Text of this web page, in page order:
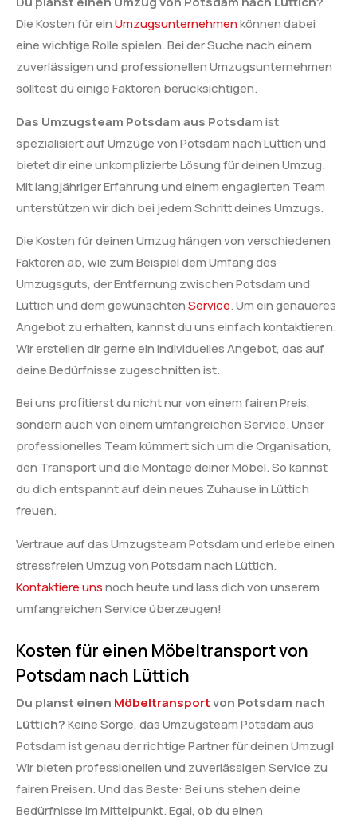
Die Kosten für einUmzugsunternehmenkönnen dabei
eine wichtige Rolle spielen. Bei der Suche nach einem
zuverlässigen und professionellen Umzugsunternehmen
solltest du einige Faktoren berücksichtigen.
Das Umzugsteam Potsdam aus Potsdamist
spezialisiert auf Umzüge von Potsdam nach Lüttich und
bietet dir eine unkomplizierte Lösung für deinen Umzug.
Mit langjähriger Erfahrung und einem engagierten Team
unterstützen wir dich bei jedem Schritt deines Umzugs.
Die Kosten für deinen Umzug hängen von verschiedenen
Faktoren ab, wie zum Beispiel dem Umfang des
Umzugsguts, der Entfernung zwischen Potsdam und
Lüttich und dem gewünschtenService. Um ein genaueres
Angebot zu erhalten, kannst du uns einfach kontaktieren.
Wir erstellen dir gerne ein individuelles Angebot, das auf
deine Bedürfnisse zugeschnitten ist.
Bei uns profitierst du nicht nur von einem fairen Preis,
sondern auch von einem umfangreichen Service. Unser
professionelles Team kümmert sich um die Organisation,
den Transport und die Montage deiner Möbel. So kannst
du dich entspannt auf dein neues Zuhause in Lüttich
freuen.
Vertraue auf das Umzugsteam Potsdam und erlebe einen
stressfreien Umzug von Potsdam nach Lüttich.
Kontaktiere unsnoch heute und lass dich von unserem
umfangreichen Service überzeugen!
Kosten für einen Möbeltransport von
Potsdam nach Lüttich
Du planst einen Möbeltransportvon Potsdam nach
Lüttich?Keine Sorge, das Umzugsteam Potsdam aus
Potsdam ist genau der richtige Partner für deinen Umzug!
Wir bieten professionellen und zuverlässigen Service zu
fairen Preisen. Und das Beste: Bei uns stehen deine
Bedürfnisse im Mittelpunkt. Egal, ob du einen